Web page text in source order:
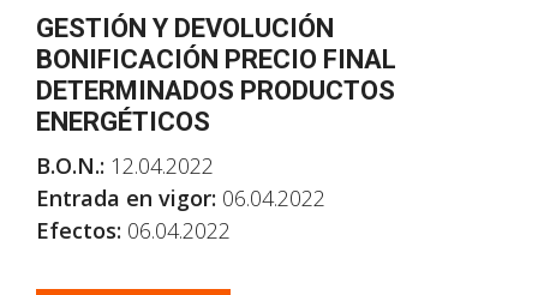
GESTIÓN Y DEVOLUCIÓN
BONIFICACIÓN PRECIO FINAL
DETERMINADOS PRODUCTOS
ENERGÉTICOS
B.O.N.: 12.04.2022
Entrada en vigor: 06.04.2022
Efectos: 06.04.2022